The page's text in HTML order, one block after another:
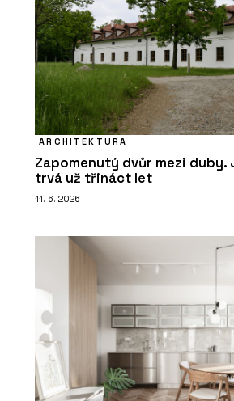
ARCHITEKTURA
Zapomenutý dvůr mezi duby.
trvá už třináct let
11. 6. 2026